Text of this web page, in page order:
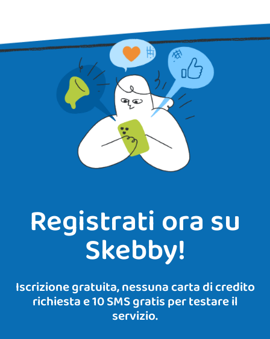
Registrati ora su
Skebby!
Iscrizione gratuita, nessuna carta di credito
richiesta e 10 SMS gratis per testare il
servizio.